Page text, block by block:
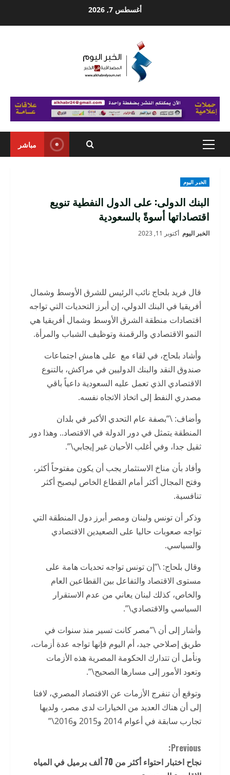
أغسطس 7, 2026
Primary
مباشر
الخبر اليوم
البنك الدولى: على الدول النفطية تنويع
اقتصاداتها أسوةً بالسعودية
الخبر اليوم أكتوبر 11, 2023
قال فريد بلحاج نائب الرئيس للشرق الأوسط وشمال
أفريقيا في البنك الدولي، إن أبرز التحديات التي تواجه
اقتصادات منطقة الشرق الأوسط وشمال أفريقيا هي
النمو الاقتصادي والرقمنة وتوظيف الشباب والمرأة.
وأشاد بلحاج، في لقاء مع على هامش اجتماعات
صندوق النقد والبنك الدوليين في مراكش، بالتنوع
الاقتصادي الذي تعمل عليه السعودية داعياً باقي
مصدري النفط إلى اتخاذ الاتجاه نفسه.
وأضاف: \”بصفة عام التحدي الأكبر في بلدان
المنطقة يتمثل في دور الدولة في الاقتصاد.. وهذا دور
ثقيل جدا، وفي أغلب الأحيان غير إيجابي\”.
وأفاد بأن مناخ الاستثمار يجب أن يكون مفتوحاً أكثر،
وفتح المجال أكثر أمام القطاع الخاص ليصبح أكثر
تنافسية.
وذكر أن تونس ولبنان ومصر أبرز دول المنطقة التي
تواجه صعوبات حاليا على الصعيدين الاقتصادي
والسياسي.
وقال بلحاج: \”إن تونس تواجه تحديات هامة على
مستوى الاقتصاد والتفاعل بين القطاعين العام
والخاص، كذلك لبنان يعاني من عدم الاستقرار
السياسي والاقتصادي\”.
وأشار إلى أن \”مصر كانت تسير منذ سنوات في
طريق إصلاحي جيد، أم اليوم فإنها تواجه عدة أزمات،
ونأمل أن تتدارك الحكومة المصرية هذه الأزمات
وتعود الأمور إلى مسارها الصحيح\”.
وتوقع أن تنفرج الأزمات عن الاقتصاد المصري، لافتا
إلى أن هناك العديد من الخيارات لدى مصر، ولديها
تجارب سابقة في أعوام 2014 و2015 و2016\”
C
Previous:
نجاح اختبار احتواء أكثر من 70 ألف برميل في المياه